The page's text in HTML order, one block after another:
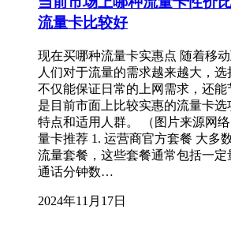
流量卡比较好
现在买哪种流量卡实惠点 随着移
人们对于流量的需求越来越大，
不仅能保证日常的上网需求，还
是目前市面上比较实惠的流量卡
特点和适用人群。 （图片来源网
量卡推荐 1. 运营商官方套餐 大多
流量套餐，这些套餐通常包括一定
通话分钟数…
2024年11月17日